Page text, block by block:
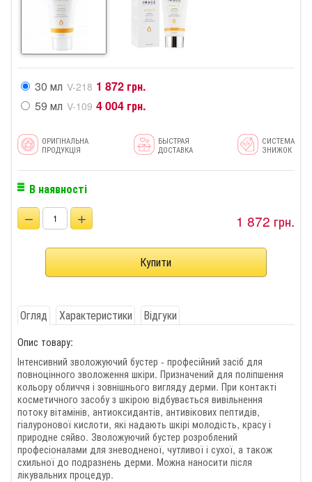
30 мл V-218 1 872 грн.
59 мл V-109 4 004 грн.
ОРИГІНАЛЬНА
ПРОДУКЦІЯ
БЫСТРАЯ
ДОСТАВКА
СИСТЕМА
ЗНИЖОК
В наявності
− + 1 872 грн.
Огляд Характеристики Відгуки
Опис товару:
Інтенсивний зволожуючий бустер - професійний засіб для
повноцінного зволоження шкіри. Призначений для поліпшення
кольору обличчя і зовнішнього вигляду дерми. При контакті
косметичного засобу з шкірою відбувається вивільнення
потоку вітамінів, антиоксидантів, антивікових пептидів,
гіалуронової кислоти, які надають шкірі молодість, красу і
природне сяйво. Зволожуючий бустер розроблений
професіоналами для зневодненої, чутливої і сухої, а також
схильної до подразнень дерми. Можна наносити після
лікувальних процедур.